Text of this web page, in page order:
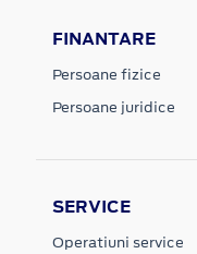
FINANTARE
Persoane fizice
Persoane juridice
SERVICE
Operatiuni service